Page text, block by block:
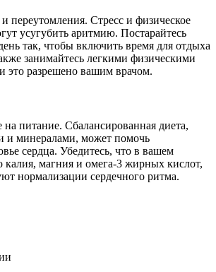
и переутомления. Стресс и физическое
усугубить аритмию. Постарайтесь
так, чтобы включить время для отдыха
занимайтесь легкими физическими
это разрешено вашим врачом.
питание. Сбалансированная диета,
и минералами, может помочь
сердца. Убедитесь, что в вашем
калия, магния и омега-3 жирных кислот,
нормализации сердечного ритма.